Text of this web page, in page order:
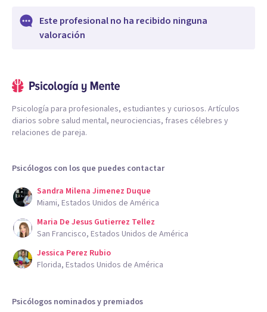
Este profesional no ha recibido ninguna
valoración
Psicología para profesionales, estudiantes y curiosos. Artículos
diarios sobre salud mental, neurociencias, frases célebres y
relaciones de pareja.
Psicólogos con los que puedes contactar
Sandra Milena Jimenez Duque
Miami, Estados Unidos de América
Maria De Jesus Gutierrez Tellez
San Francisco, Estados Unidos de América
Jessica Perez Rubio
Florida, Estados Unidos de América
Psicólogos nominados y premiados